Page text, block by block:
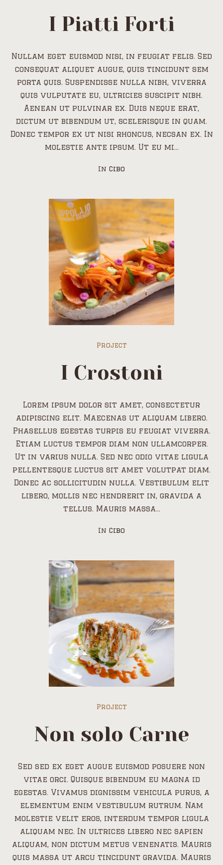
I Piatti Forti
Nullam eget euismod nisi, in feugiat felis. Sed
consequat aliquet augue, quis tincidunt sem
porta quis. Suspendisse nulla nibh, viverra
quis vulputate eu, ultricies suscipit nibh.
Aenean ut pulvinar ex. Duis neque erat,
dictum ut bibendum ut, scelerisque in quam.
Donec tempor ex ut nisi rhoncus, necsan ex. In
molestie ante ipsum. Ut eu mi...
In Cibo
Project
I Crostoni
Lorem ipsum dolor sit amet, consectetur
adipiscing elit. Maecenas ut aliquam libero.
Phasellus egestas turpis eu feugiat viverra.
Etiam luctus tempor diam non ullamcorper.
Ut in varius nulla. Sed nec odio vitae ligula
pellentesque luctus sit amet volutpat diam.
Donec ac sollicitudin nulla. Vestibulum elit
libero, mollis nec hendrerit in, gravida a
tellus. Mauris massa...
In Cibo
Project
Non solo Carne
Sed sed ex eget augue euismod posuere non
vitae orci. Quisque bibendum eu magna id
egestas. Vivamus dignissim vehicula purus, a
elementum enim vestibulum rutrum. Nam
molestie velit eros, interdum tempor ligula
aliquam nec. In ultrices libero nec sapien
aliquam, non dictum metus venenatis. Mauris
quis massa ut arcu tincidunt gravida. Mauris